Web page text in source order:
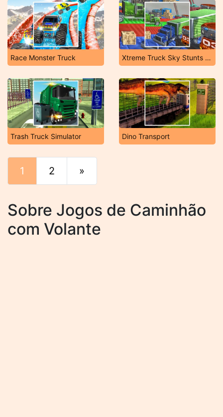
Race Monster Truck Xtreme Truck Sky Stunts Simulator
Trash Truck Simulator Dino Transport
1 2 »
Sobre Jogos de Caminhão
com Volante